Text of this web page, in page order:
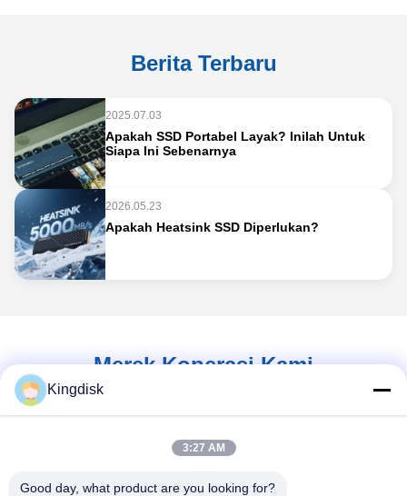
Berita Terbaru
2025.07.03
Apakah SSD Portabel Layak? Inilah Untuk
Siapa Ini Sebenarnya
2026.05.23
Apakah Heatsink SSD Diperlukan?
Merek Koperasi Kami
Kingdisk
3:27 AM
Good day, what product are you looking for?